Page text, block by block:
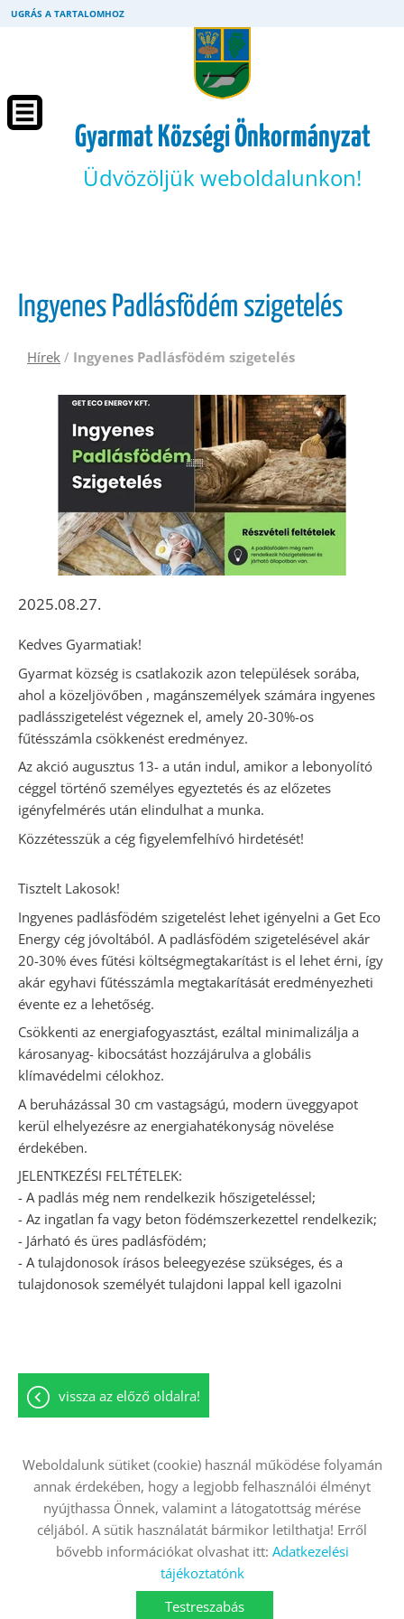
UGRÁS A TARTALOMHOZ
Gyarmat Községi Önkormányzat
Üdvözöljük weboldalunkon!
Ingyenes Padlásfödém szigetelés
Hírek / Ingyenes Padlásfödém szigetelés
2025.08.27.
Kedves Gyarmatiak!
Gyarmat község is csatlakozik azon települések sorába,
ahol a közeljövőben , magánszemélyek számára ingyenes
padlásszigetelést végeznek el, amely 20-30%-os
fűtésszámla csökkenést eredményez.
Az akció augusztus 13- a után indul, amikor a lebonyolító
céggel történő személyes egyeztetés és az előzetes
igényfelmérés után elindulhat a munka.
Közzétesszük a cég figyelemfelhívó hirdetését!
Tisztelt Lakosok!
Ingyenes padlásfödém szigetelést lehet igényelni a Get Eco
Energy cég jóvoltából. A padlásfödém szigetelésével akár
20-30% éves fűtési költségmegtakarítást is el lehet érni, így
akár egyhavi fűtésszámla megtakarítását eredményezheti
évente ez a lehetőség.
Csökkenti az energiafogyasztást, ezáltal minimalizálja a
károsanyag- kibocsátást hozzájárulva a globális
klímavédelmi célokhoz.
A beruházással 30 cm vastagságú, modern üveggyapot
kerül elhelyezésre az energiahatékonyság növelése
érdekében.
JELENTKEZÉSI FELTÉTELEK:
- A padlás még nem rendelkezik hőszigeteléssel;
- Az ingatlan fa vagy beton födémszerkezettel rendelkezik;
- Járható és üres padlásfödém;
- A tulajdonosok írásos beleegyezése szükséges, és a
tulajdonosok személyét tulajdoni lappal kell igazolni
vissza az előző oldalra!
© 2026 - Minden jog fenntartva
Oldal információk
Adatkezelési tájékoztató
Impresszum
Sütik kezelése
Akadálymentesítési nyilatkozat
Testreszabás
Weboldalunk sütiket (cookie) használ működése folyamán
annak érdekében, hogy a legjobb felhasználói élményt
nyújthassa Önnek, valamint a látogatottság mérése
céljából. A sütik használatát bármikor letilthatja! Erről
bővebb információkat olvashat itt: Adatkezelési
tájékoztatónk